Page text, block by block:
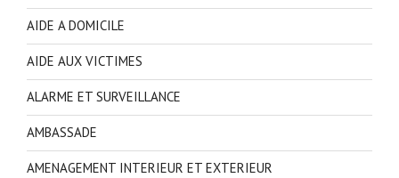
AIDE A DOMICILE
AIDE AUX VICTIMES
ALARME ET SURVEILLANCE
AMBASSADE
AMENAGEMENT INTERIEUR ET EXTERIEUR